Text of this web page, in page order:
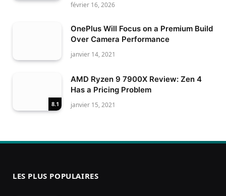
février 16, 2026
OnePlus Will Focus on a Premium Build
Over Camera Performance
janvier 14, 2021
8.1
AMD Ryzen 9 7900X Review: Zen 4
Has a Pricing Problem
janvier 15, 2021
LES PLUS POPULAIRES